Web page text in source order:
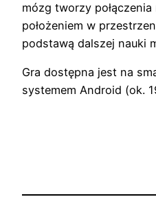
mózg tworzy
położeniem w
podstawą dalszej nauki
Gra dostępna jest na
systemem Android (ok.